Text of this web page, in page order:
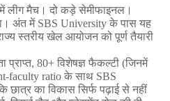
में लीग मैच। दो कड़े सेमीफाइनल।
अंत में SBS University के पास यह
स्तरीय खेल आयोजन को पूर्ण तैयारी
प्राप्त, 80+ विशेषज्ञ फैकल्टी (जिनमें
faculty ratio के साथ SBS
छात्र का विकास सिर्फ पढ़ाई से नहीं